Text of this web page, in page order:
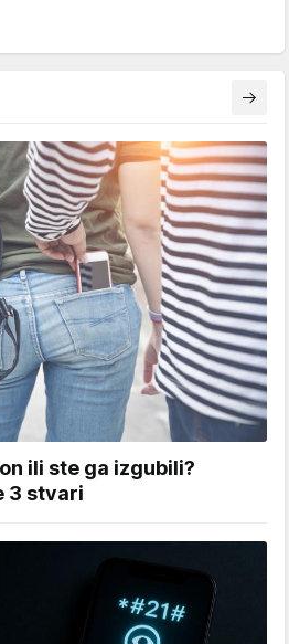
ili ste ga izgubili?
3 stvari